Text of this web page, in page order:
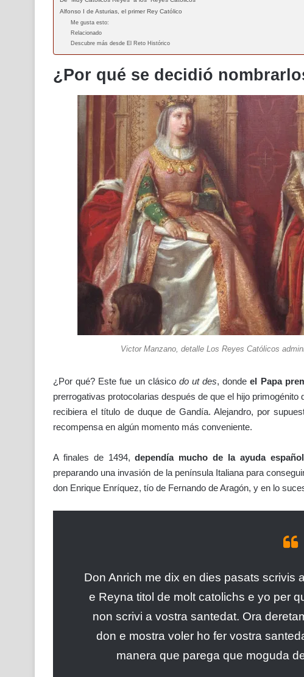
Alfonso I de Asturias, el primer Rey Católico
Me gusta esto:
Relacionado
Descubre más desde El Reto Histórico
¿Por qué se decidió
Victor Manzano, detalle Los Reyes Católicos
¿Por qué? Este fue un clásico do ut des, dondeel Papa
prerrogativas protocolarias después de que el hijo
recibiera el título de duque de Gandía. Alejandro, por
recompensa en algún momento más conveniente.
A finales de 1494,dependía mucho de la ayuda
preparando una invasión de la península Italiana para
don Enrique Enríquez, tío de Fernando de Aragón, y en lo
Don Anrich me dix en dies pasats scrivis
e Reyna titol de molt catolichs e yo per
non scrivi a vostra santedat. Ora
don e mostra voler ho fer vostra
manera que parega que moguda